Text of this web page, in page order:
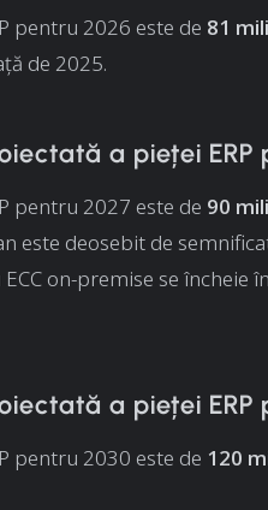
pentru 2026 este de 81
de 2025.
a pieței
pentru 2027 este de 90
este deosebit de
on-premise se încheie
a pieței
pentru 2030 este de 120